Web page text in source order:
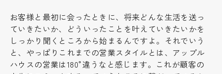
お客様と最初に会ったときに、将来どんな生活を送っ
ていきたいか、どういったことを叶えていきたいかを
しっかり聞くところから始まるんですよ。それでいう
と、やっぱりこれまでの営業スタイルとは、アップル
ハウスの営業は180°違うなと感じます。これが顧客の